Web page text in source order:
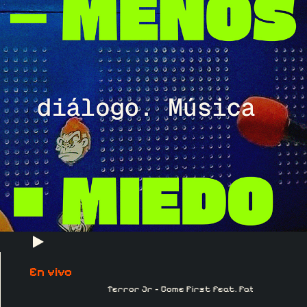
En vivo
Terror Jr - Come First feat. Father + Lil B